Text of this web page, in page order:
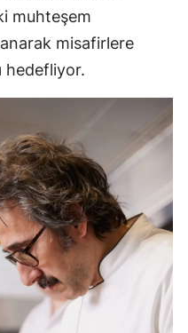
muhteşem
misafirlere
hedefliyor.